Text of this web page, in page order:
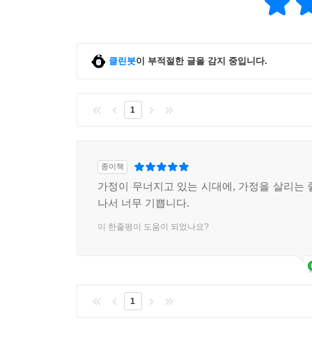
클린봇이 부적절한 글을 감지 중입니다.
1
종이책
가정이 무너지고 있는 시대에, 가정을 살리는
나서 너무 기쁩니다.
이 한줄평이 도움이 되었나요?
1